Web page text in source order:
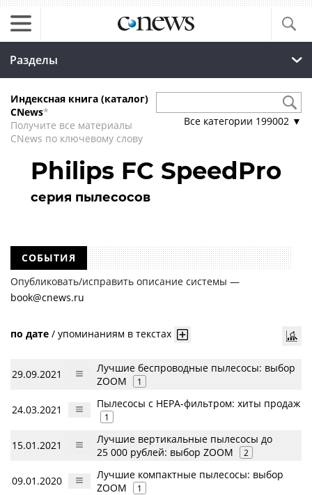
Разделы
Индексная книга (каталог)
CNews*
Получите все материалы
CNews по ключевому слову
Все категории 199002 ▼
Philips FC SpeedPro
серия пылесосов
СОБЫТИЯ
Опубликовать/исправить описание системы —
book@cnews.ru
по дате / упоминаниям в текстах
29.09.2021
Лучшие беспроводные пылесосы: выбор
ZOOM
1
24.03.2021 Пылесосы с НЕРА-фильтром: хиты продаж
1
15.01.2021
Лучшие вертикальные пылесосы до
25 000 рублей: выбор ZOOM
2
09.01.2020
Лучшие компактные пылесосы: выбор
ZOOM
1